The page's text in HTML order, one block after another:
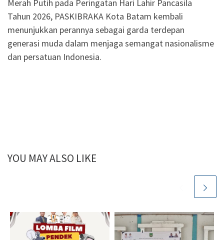
Merah Putih pada Peringatan Hari Lahir Pancasila
Tahun 2026, PASKIBRAKA Kota Batam kembali
menunjukkan perannya sebagai garda terdepan
generasi muda dalam menjaga semangat nasionalisme
dan persatuan Indonesia.
YOU MAY ALSO LIKE